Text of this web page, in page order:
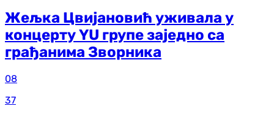
Жељка Цвијановић уживала у
концерту YU групе заједно са
грађанима Зворника
08
37